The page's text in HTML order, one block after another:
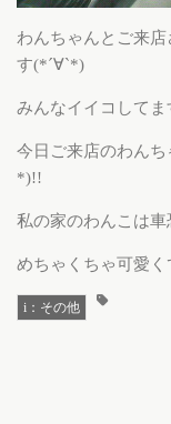
わんちゃんとご来
す(*´∀`*)
みんなイイコして
今日ご来店のわん
*)!!
私の家のわんこは
めちゃくちゃ可愛
i：その他